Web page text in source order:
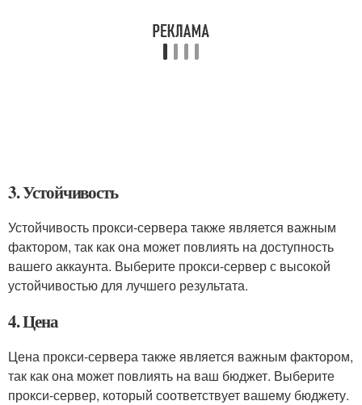
3. Устойчивость
Устойчивость прокси-сервера также является важным
фактором, так как она может повлиять на доступность
вашего аккаунта. Выберите прокси-сервер с высокой
устойчивостью для лучшего результата.
4. Цена
Цена прокси-сервера также является важным фактором,
так как она может повлиять на ваш бюджет. Выберите
прокси-сервер, который соответствует вашему бюджету.